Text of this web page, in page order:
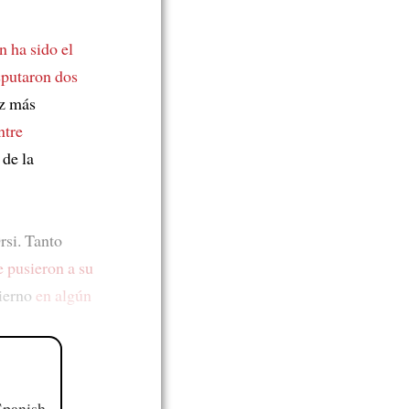
ha sido el
dos
más
de la
Tanto
pusieron a su
en algún